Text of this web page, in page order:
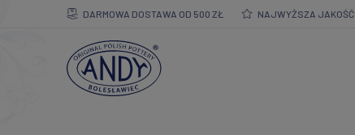
DARMOWA DOSTAWA OD 500 ZŁ NAJWYŻSZA JAKOŚĆ